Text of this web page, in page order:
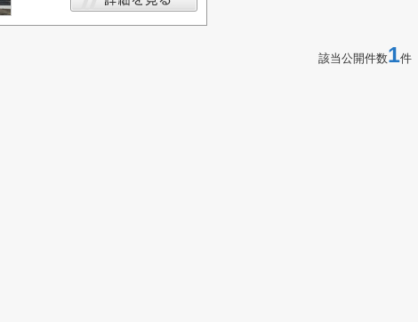
該当公開件数1件